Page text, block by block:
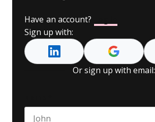
Have an account?
Sign up with:
Or sign up with email: